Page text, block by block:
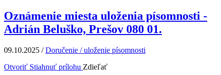
Oznámenie miesta uloženia písomnosti -
Adrián Beluško, Prešov 080 01.
09.10.2025 /Doručenie / uloženie písomnosti
Otvoriť Stiahnuť prílohu Zdieľať